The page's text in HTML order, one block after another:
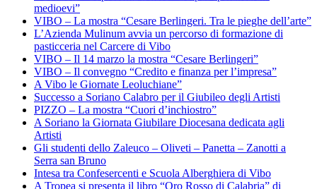
medioevi”
VIBO – La mostra “Cesare Berlingeri. Tra le pieghe dell’arte”
L’Azienda Mulinum avvia un percorso di formazione di
pasticceria nel Carcere di Vibo
VIBO – Il 14 marzo la mostra “Cesare Berlingeri”
VIBO – Il convegno “Credito e finanza per l’impresa”
A Vibo le Giornate Leoluchiane”
Successo a Soriano Calabro per il Giubileo degli Artisti
PIZZO – La mostra “Cuori d’inchiostro”
A Soriano la Giornata Giubilare Diocesana dedicata agli
Artisti
Gli studenti dello Zaleuco – Oliveti – Panetta – Zanotti a
Serra san Bruno
Intesa tra Confesercenti e Scuola Alberghiera di Vibo
A Tropea si presenta il libro “Oro Rosso di Calabria” di